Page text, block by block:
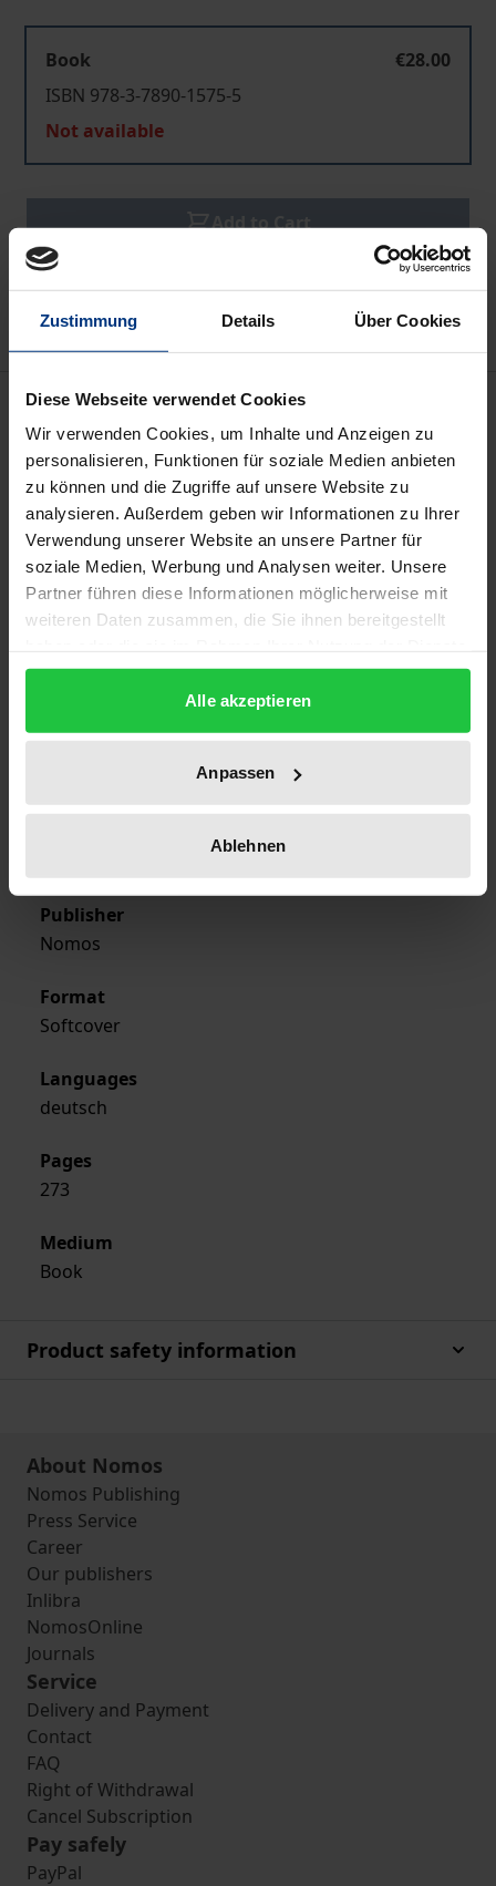
Zustimmung Details Über Cookies
Diese Webseite verwendet Cookies
Wir verwenden Cookies, um Inhalte und Anzeigen zu
personalisieren, Funktionen für soziale Medien anbieten
zu können und die Zugriffe auf unsere Website zu
analysieren. Außerdem geben wir Informationen zu Ihrer
Verwendung unserer Website an unsere Partner für
soziale Medien, Werbung und Analysen weiter. Unsere
Partner führen diese Informationen möglicherweise mit
weiteren Daten zusammen, die Sie ihnen bereitgestellt
gesammelt haben.
Alle akzeptieren
Anpassen
Ablehnen
Book
€28.00
ISBN 978-3-7890-1575-5
Not available
Add to Cart
Add to Wish List
Delivery cost notice
Bibliographical data
Edition
1
ISBN
978-3-7890-1575-5
Vorschläge für die Konzertierte Aktion im
Gesundheitswesen
Publisher
Nomos
Format
Softcover
Languages
deutsch
Pages
273
Medium
Book
Product safety information
About Nomos
Nomos Publishing
Press Service
Career
Our publishers
Inlibra
NomosOnline
Journals
Service
Delivery and Payment
Contact
FAQ
Right of Withdrawal
Cancel Subscription
Pay safely
PayPal